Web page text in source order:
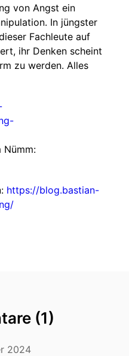
von Angst ein
In jüngster
Fachleute auf
ihr Denken scheint
zu werden. Alles
Nümm:
https://blog.bastian-
(1)
2024